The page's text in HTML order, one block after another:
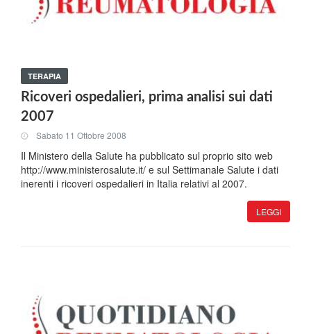
TERAPIA
Ricoveri ospedalieri, prima analisi sui dati
2007
Sabato 11 Ottobre 2008
Il Ministero della Salute ha pubblicato sul proprio sito web
http://www.ministerosalute.it/ e sul Settimanale Salute i dati
inerenti i ricoveri ospedalieri in Italia relativi al 2007.
LEGGI